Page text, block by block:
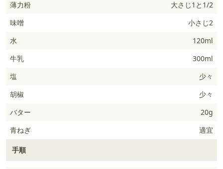
薄力粉
大さじ1と1/2
味噌
小さじ2
水
120ml
牛乳
300ml
塩
少々
胡椒
少々
バター
20g
青ねぎ
適宜
手順